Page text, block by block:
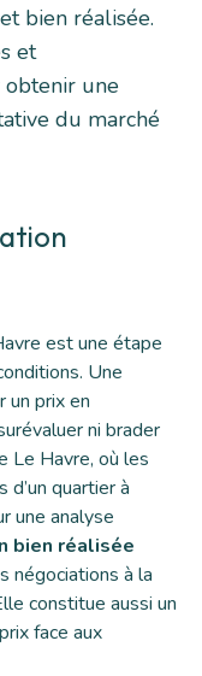
bien réalisée.
et
une
du marché
est une étape
Une
un prix en
ni brader
Le Havre, où les
quartier à
une analyse
bien réalisée
négociations à la
constitue aussi un
face aux